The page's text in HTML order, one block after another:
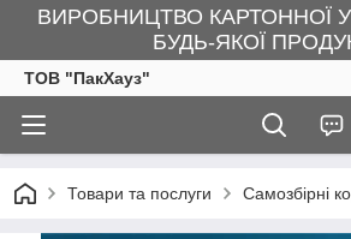
ВИРОБНИЦТВО КАРТОННОЇ
БУДЬ-ЯКОЇ
ТОВ "ПакХауз"
Товари та послуги Самозбірні